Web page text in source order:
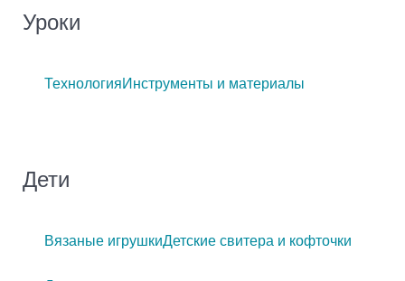
Уроки
ТехнологияИнструменты и материалы
Дети
Вязаные игрушкиДетские свитера и кофточки